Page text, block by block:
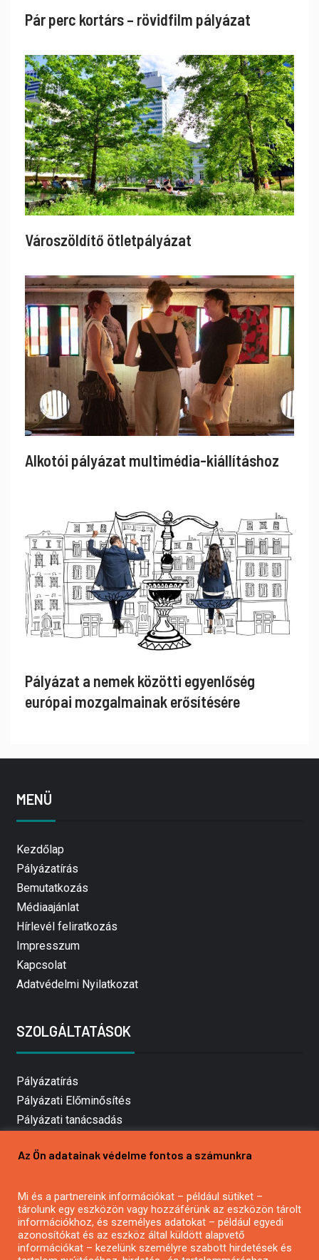
Pár perc kortárs – rövidfilm pályázat
Városzöldítő ötletpályázat
Alkotói pályázat multimédia-kiállításhoz
Pályázat a nemek közötti egyenlőség
európai mozgalmainak erősítésére
MENÜ
Kezdőlap
Pályázatírás
Bemutatkozás
Médiaajánlat
Hírlevél feliratkozás
Impresszum
Kapcsolat
Adatvédelmi Nyilatkozat
SZOLGÁLTATÁSOK
Pályázatírás
Pályázati Előminősítés
Pályázati tanácsadás
Mezőgazdasági pályázatírás
Pályázatírás civil szervezeteknek
Pályázatírás önkormányzatoknak
Pályázatfigyelés
Specifikus pályázatfigyelés vagy hírlevél
Az Ön adatainak védelme fontos a számunkra
Mi és a partnereink információkat – például sütiket –
tárolunk egy eszközön vagy hozzáférünk az eszközön tárolt
információkhoz, és személyes adatokat – például egyedi
azonosítókat és az eszköz által küldött alapvető
információkat – kezelünk személyre szabott hirdetések és